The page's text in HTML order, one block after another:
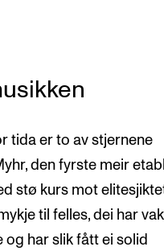
tida er to av stjernene
den fyrste meir
stø kurs mot
til felles, dei har
har slik fått ei solid